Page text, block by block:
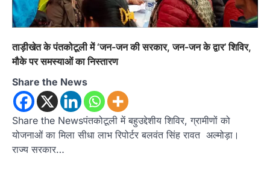
ताड़ीखेत के पंतकोटूली में ‘जन-जन की सरकार, जन-जन के द्वार’ शिविर,
मौके पर समस्याओं का निस्तारण
Share the News
Share the Newsपंतकोटूली में बहुउद्देशीय शिविर, ग्रामीणों को
योजनाओं का मिला सीधा लाभ रिपोर्टर बलवंत सिंह रावत अल्मोड़ा।
राज्य सरकार…
अल्मोड़ा उत्तराखण्ड कुमाऊं ख़बरें